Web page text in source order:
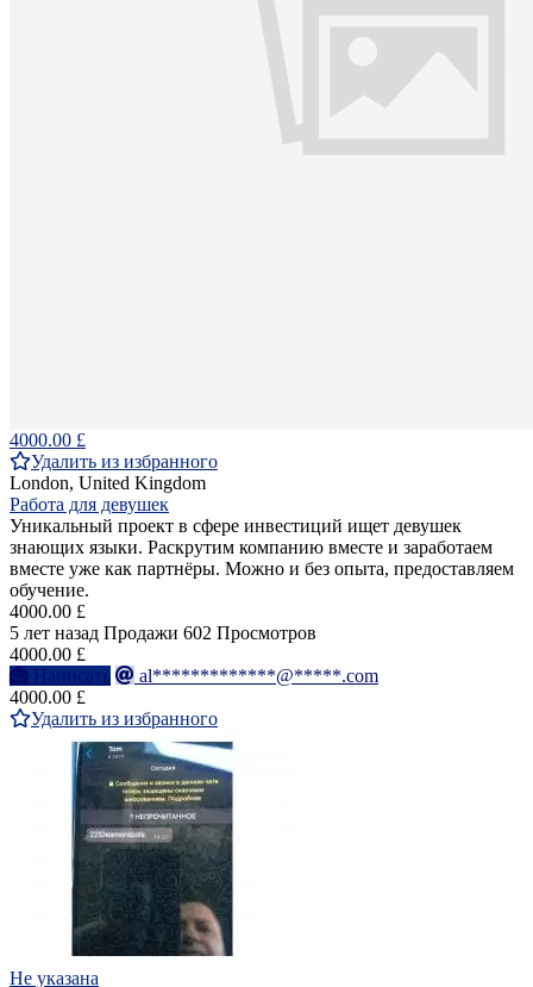
4000.00 £
Удалить из избранного
London, United Kingdom
Работа для девушек
Уникальный проект в сфере инвестиций ищет девушек
знающих языки. Раскрутим компанию вместе и заработаем
вместе уже как партнёры. Можно и без опыта, предоставляем
обучение.
4000.00 £
5 лет назад Продажи 602 Просмотров
4000.00 £
Написать
al*************@*****.com
4000.00 £
Удалить из избранного
Не указана